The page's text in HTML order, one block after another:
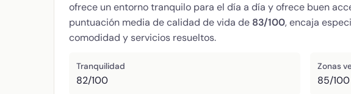
ofrece un entorno tranquilo para el día a día y ofrece buen
puntuación media de calidad de vida de 83/100, encaja
comodidad y servicios resueltos.
Tranquilidad
82/100
Zonas
85/100